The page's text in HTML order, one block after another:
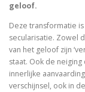
geloof.
Deze transformatie
secularisatie. Zowel
van het geloof zijn
staat. Ook de
innerlijke
verschijnsel, ook in